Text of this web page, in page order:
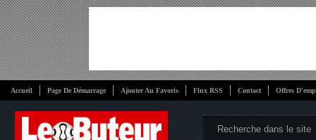
Accueil Page De Démarrage Ajouter Au Favoris Flux RSS Contact Offres